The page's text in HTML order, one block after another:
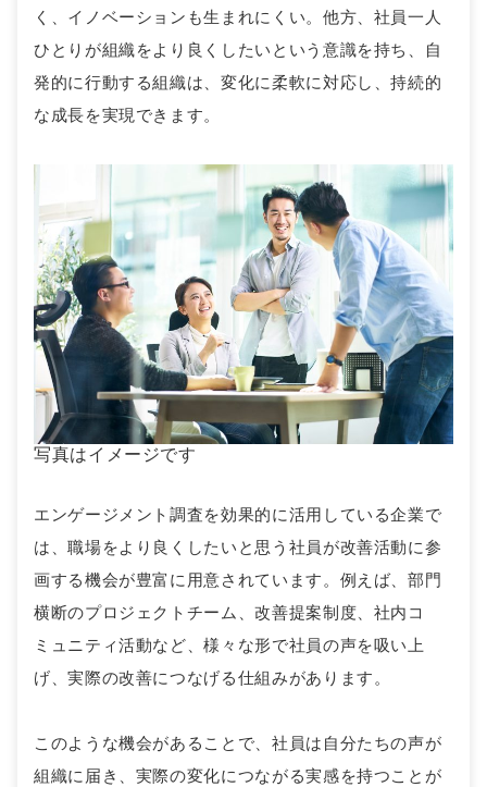
く、イノベーションも生まれにくい。他方、社員一人
ひとりが組織をより良くしたいという意識を持ち、自
発的に行動する組織は、変化に柔軟に対応し、持続的
な成長を実現できます。
写真はイメージです
エンゲージメント調査を効果的に活用している企業で
は、職場をより良くしたいと思う社員が改善活動に参
画する機会が豊富に用意されています。例えば、部門
横断のプロジェクトチーム、改善提案制度、社内コ
ミュニティ活動など、様々な形で社員の声を吸い上
げ、実際の改善につなげる仕組みがあります。
このような機会があることで、社員は自分たちの声が
組織に届き、実際の変化につながる実感を持つことが